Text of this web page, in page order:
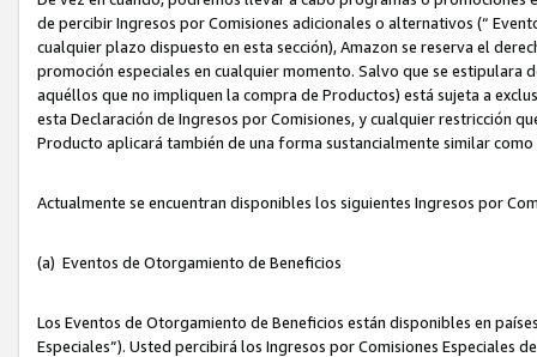
de percibir Ingresos por Comisiones adicionales o alternativos (“
cualquier plazo dispuesto en esta sección), Amazon se reserva el
promoción especiales en cualquier momento. Salvo que se
aquéllos que no impliquen la compra de Productos) está sujeta a
esta Declaración de Ingresos por Comisiones, y cualquier restricción
Producto aplicará también de una forma sustancialmente similar
Actualmente se encuentran disponibles los siguientes Ingresos por
(a) Eventos de Otorgamiento de Beneficios
Los Eventos de Otorgamiento de Beneficios están disponibles en
Especiales”). Usted percibirá los Ingresos por Comisiones Especiales